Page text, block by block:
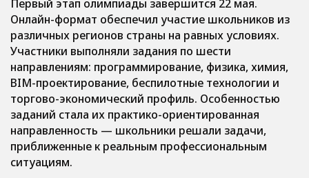
Первый этап олимпиады завершится 22 мая.
Онлайн-формат обеспечил участие школьников из
различных регионов страны на равных условиях.
Участники выполняли задания по шести
направлениям: программирование, физика, химия,
BIM-проектирование, беспилотные технологии и
торгово-экономический профиль. Особенностью
заданий стала их практико-ориентированная
направленность — школьники решали задачи,
приближенные к реальным профессиональным
ситуациям.